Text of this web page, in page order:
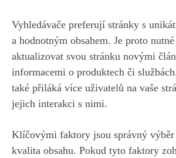
Vyhledávače preferují stránky s
a hodnotným obsahem. Je proto
aktualizovat svou stránku novými
informacemi o produktech či
také přiláká více uživatelů na vaše
jejich interakci s nimi.
Klíčovými faktory jsou správný
kvalita obsahu. Pokud tyto faktory